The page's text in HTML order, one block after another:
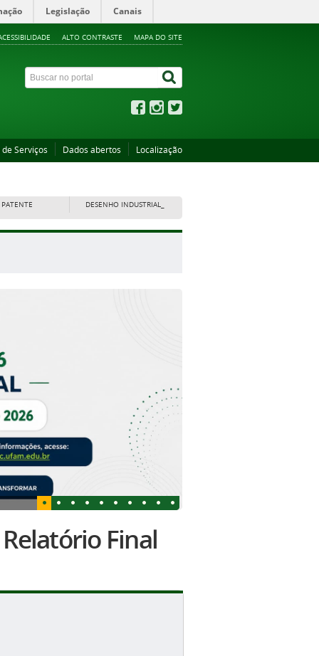
Legislação Canais
ALTO CONTRASTE MAPA DO SITE
Serviços Dados abertos Localização
PATENTE DESENHO INDUSTRIAL_
Final